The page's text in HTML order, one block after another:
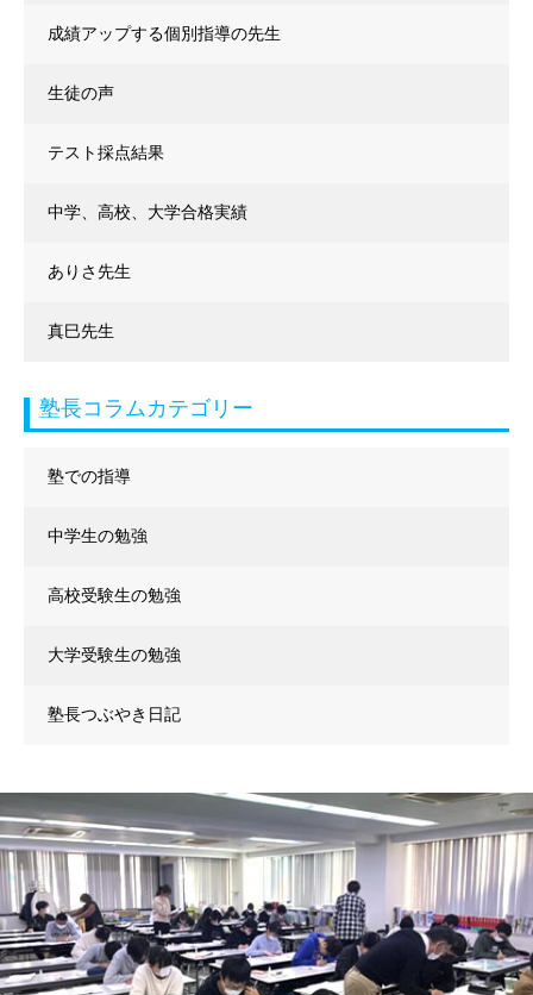
成績アップする個別指導の先生
生徒の声
テスト採点結果
中学、高校、大学合格実績
ありさ先生
真巳先生
塾長コラムカテゴリー
塾での指導
中学生の勉強
高校受験生の勉強
大学受験生の勉強
塾長つぶやき日記